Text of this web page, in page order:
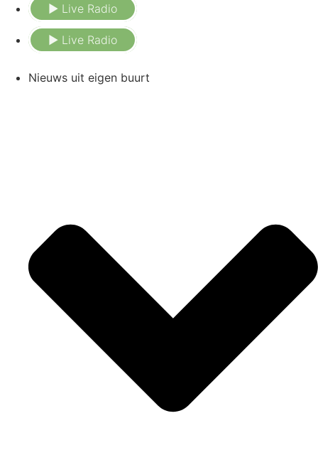
► Live Radio
► Live Radio
Nieuws uit eigen buurt